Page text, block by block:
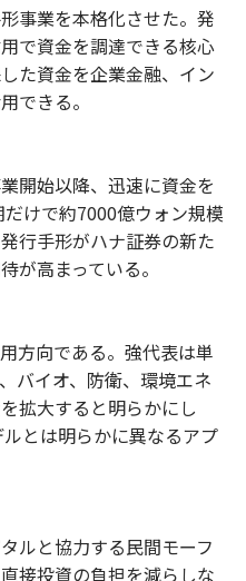
事業を本格化させた。発
で資金を調達できる核心
た資金を企業金融、イン
できる。
開始以降、迅速に資金を
けで約7000億ウォン規模
行手形がハナ証券の新た
が高まっている。
方向である。強代表は単
バイオ、防衛、環境エネ
拡大すると明らかにし
とは明らかに異なるアプ
ルと協力する民間モーフ
接投資の負担を減らしな